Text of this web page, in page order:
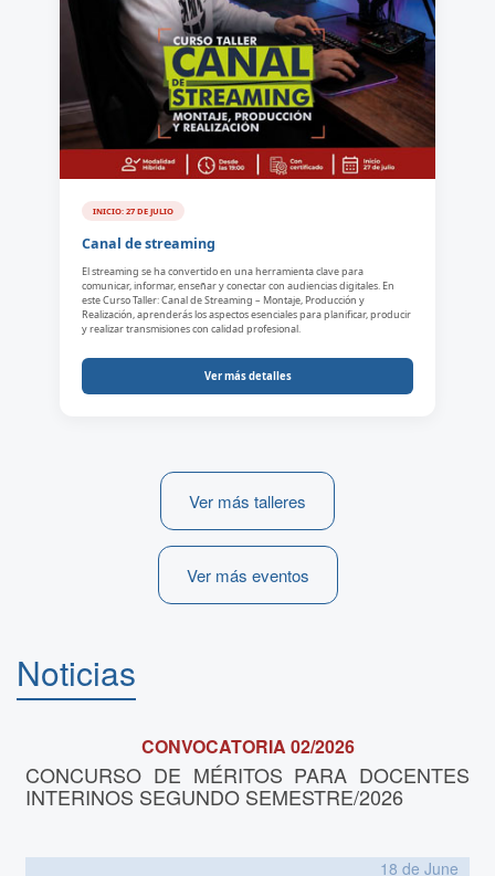
INICIO: 27 DE JULIO
Canal de streaming
El streaming se ha convertido en una herramienta clave para
comunicar, informar, enseñar y conectar con audiencias digitales. En
este Curso Taller: Canal de Streaming – Montaje, Producción y
Realización, aprenderás los aspectos esenciales para planificar, producir
y realizar transmisiones con calidad profesional.
Ver más detalles
Ver más talleres
Ver más eventos
Noticias
CONVOCATORIA 02/2026
CONCURSO DE MÉRITOS PARA DOCENTES
INTERINOS SEGUNDO SEMESTRE/2026
18 de June